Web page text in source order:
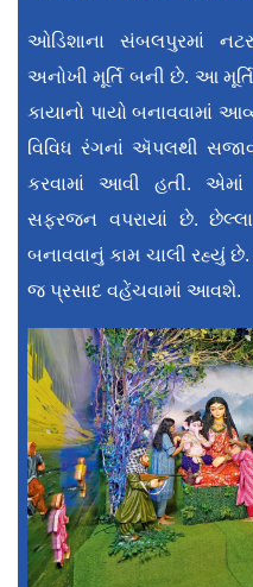
ઓડિશાના સંબલપુરમાં
અનોખી મૂર્તિ બની છે. આ
કાયાનો પાયો બનાવવામાં
વિવિધ રંગનાં ઍપલથી
કરવામાં આવી હતી.
સફરજન વપરાયાં છે.
બનાવવાનું કામ ચાલી રહ્યું
જ પ્રસાદ વહેંચવામાં આવશે.